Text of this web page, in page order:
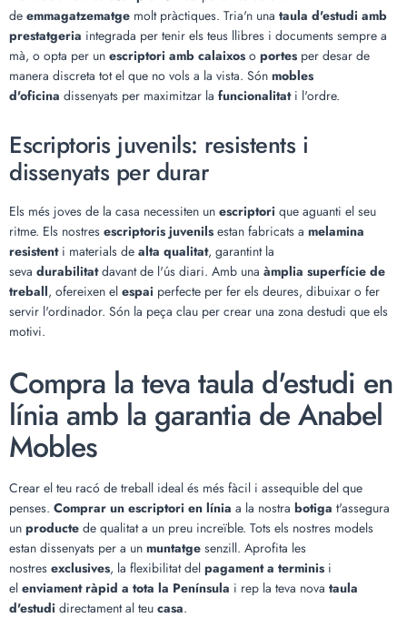
de emmagatzematge molt pràctiques. Tria'n una taula d'estudi amb
prestatgeria integrada per tenir els teus llibres i documents sempre a
mà, o opta per un escriptori amb calaixos o portes per desar de
manera discreta tot el que no vols a la vista. Són mobles
d'oficina dissenyats per maximitzar la funcionalitati l'ordre.
Escriptoris juvenils: resistents i
dissenyats per durar
Els més joves de la casa necessiten un escriptori que aguanti el seu
ritme. Els nostres escriptoris juvenils estan fabricats a melamina
resistenti materials de alta qualitat, garantint la
seva durabilitatdavant de l'ús diari. Amb una àmplia superfície de
treball, ofereixen el espai perfecte per fer els deures, dibuixar o fer
servir l'ordinador. Són la peça clau per crear una zona destudi que els
motivi.
Compra la teva taula d'estudi en
línia amb la garantia de Anabel
Mobles
Crear el teu racó de treball ideal és més fàcil i assequible del que
penses. Comprar un escriptori en línia a la nostra botiga t'assegura
un producte de qualitat a un preu increïble. Tots els nostres models
estan dissenyats per a un muntatge senzill. Aprofita les
nostres exclusives, la flexibilitat del pagament a terminis i
el enviament ràpid a tota la Península i rep la teva nova taula
d'estudi directament al teu casa.